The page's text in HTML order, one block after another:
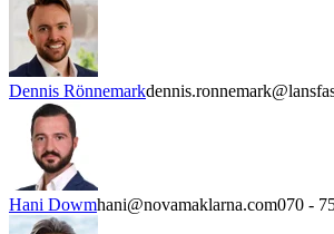
Dennis Rönnemark
Hani Dowmhani@novamaklarna.com070 -